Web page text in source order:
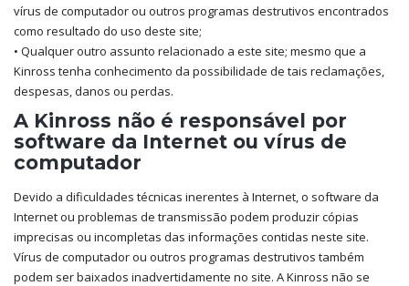
vírus de computador ou outros programas destrutivos encontrados
como resultado do uso deste site;
• Qualquer outro assunto relacionado a este site; mesmo que a
Kinross tenha conhecimento da possibilidade de tais reclamações,
despesas, danos ou perdas.
A Kinross não é responsável por
software da Internet ou vírus de
computador
Devido a dificuldades técnicas inerentes à Internet, o software da
Internet ou problemas de transmissão podem produzir cópias
imprecisas ou incompletas das informações contidas neste site.
Vírus de computador ou outros programas destrutivos também
podem ser baixados inadvertidamente no site. A Kinross não se